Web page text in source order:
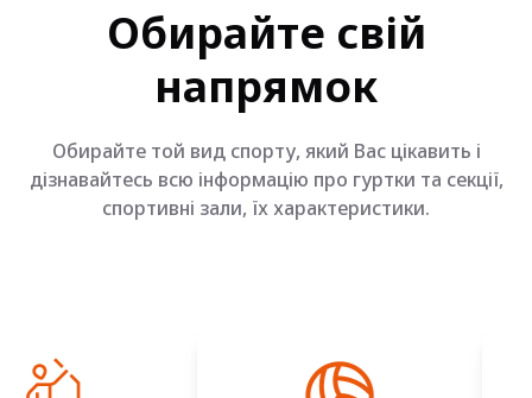
Обирайте свій
напрямок
Обирайте той вид спорту, який Вас цікавить і
дізнавайтесь всю інформацію про гуртки та секції,
спортивні зали, їх характеристики.